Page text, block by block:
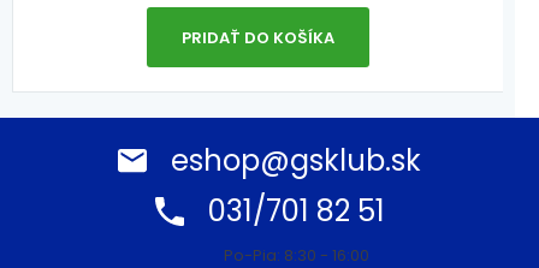
PRIDAŤ DO KOŠÍKA
eshop@gsklub.sk
031/701 82 51
Po-Pia: 8:30 - 16:00